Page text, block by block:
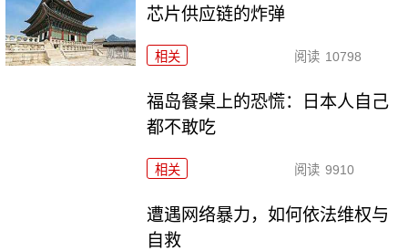
芯片供应链的炸弹
相关 阅读 10798
福岛餐桌上的恐慌：日本人自己
都不敢吃
相关 阅读 9910
遭遇网络暴力，如何依法维权与
自救